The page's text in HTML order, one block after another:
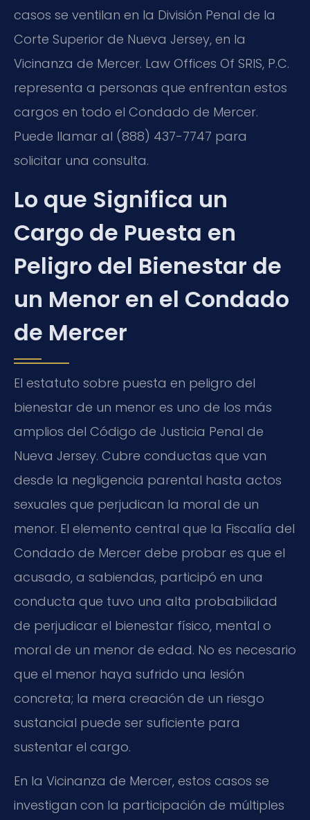
casos se ventilan en la División Penal de la
Corte Superior de Nueva Jersey, en la
Vicinanza de Mercer. Law Offices Of SRIS, P.C.
representa a personas que enfrentan estos
cargos en todo el Condado de Mercer.
Puede llamar al (888) 437-7747 para
solicitar una consulta.
Lo que Significa un
Cargo de Puesta en
Peligro del Bienestar de
un Menor en el Condado
de Mercer
El estatuto sobre puesta en peligro del
bienestar de un menor es uno de los más
amplios del Código de Justicia Penal de
Nueva Jersey. Cubre conductas que van
desde la negligencia parental hasta actos
sexuales que perjudican la moral de un
menor. El elemento central que la Fiscalía del
Condado de Mercer debe probar es que el
acusado, a sabiendas, participó en una
conducta que tuvo una alta probabilidad
de perjudicar el bienestar físico, mental o
moral de un menor de edad. No es necesario
que el menor haya sufrido una lesión
concreta; la mera creación de un riesgo
sustancial puede ser suficiente para
sustentar el cargo.
En la Vicinanza de Mercer, estos casos se
investigan con la participación de múltiples